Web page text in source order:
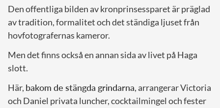
Den offentliga bilden av kronprinsessparet är präglad
av tradition, formalitet och det ständiga ljuset från
hovfotografernas kameror.
Men det finns också en annan sida av livet på Haga
slott.
Här, bakom de stängda grindarna, arrangerar Victoria
och Daniel privata luncher, cocktailmingel och fester